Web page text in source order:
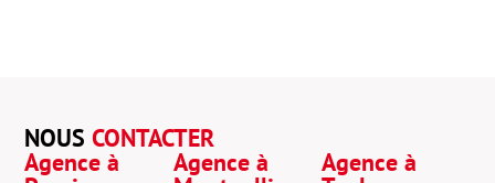
NOUSCONTACTER
Agence à Agence à Agence à